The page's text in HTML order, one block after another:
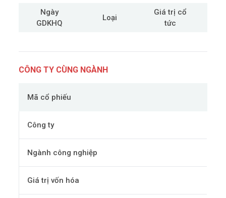
Ngày
GDKHQ
Loại
Giá trị cổ
tức
CÔNG TY CÙNG NGÀNH
Mã cổ phiếu
Công ty
Ngành công nghiệp
Giá trị vốn hóa